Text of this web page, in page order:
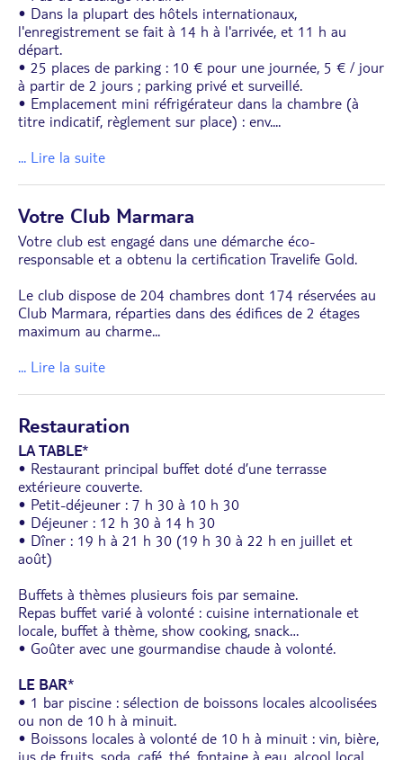
• Dans la plupart des hôtels internationaux,
l'enregistrement se fait à 14 h à l'arrivée, et 11 h au
départ.
• 25 places de parking : 10 € pour une journée, 5 € / jour
à partir de 2 jours ; parking privé et surveillé.
• Emplacement mini réfrigérateur dans la chambre (à
titre indicatif, règlement sur place) : env....
... Lire la suite
Votre Club Marmara
Votre club est engagé dans une démarche éco-
responsable et a obtenu la certification Travelife Gold.
Le club dispose de 204 chambres dont 174 réservées au
Club Marmara, réparties dans des édifices de 2 étages
maximum au charme...
... Lire la suite
Restauration
LA TABLE*
• Restaurant principal buffet doté d’une terrasse
extérieure couverte.
• Petit-déjeuner : 7 h 30 à 10 h 30
• Déjeuner : 12 h 30 à 14 h 30
• Dîner : 19 h à 21 h 30 (19 h 30 à 22 h en juillet et
août)
Buffets à thèmes plusieurs fois par semaine.
Repas buffet varié à volonté : cuisine internationale et
locale, buffet à thème, show cooking, snack…
• Goûter avec une gourmandise chaude à volonté.
LE BAR*
• 1 bar piscine : sélection de boissons locales alcoolisées
ou non de 10 h à minuit.
• Boissons locales à volonté de 10 h à minuit : vin, bière,
jus de fruits, soda, café, thé, fontaine à eau, alcool local,